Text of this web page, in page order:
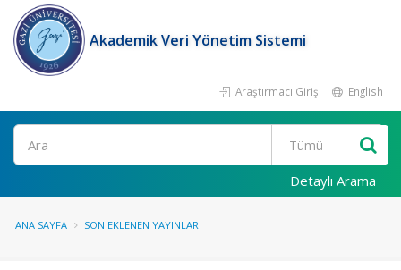
Akademik Veri Yönetim Sistemi
Araştırmacı Girişi English
Ara
Detaylı Arama
ANA SAYFA SON EKLENEN YAYINLAR